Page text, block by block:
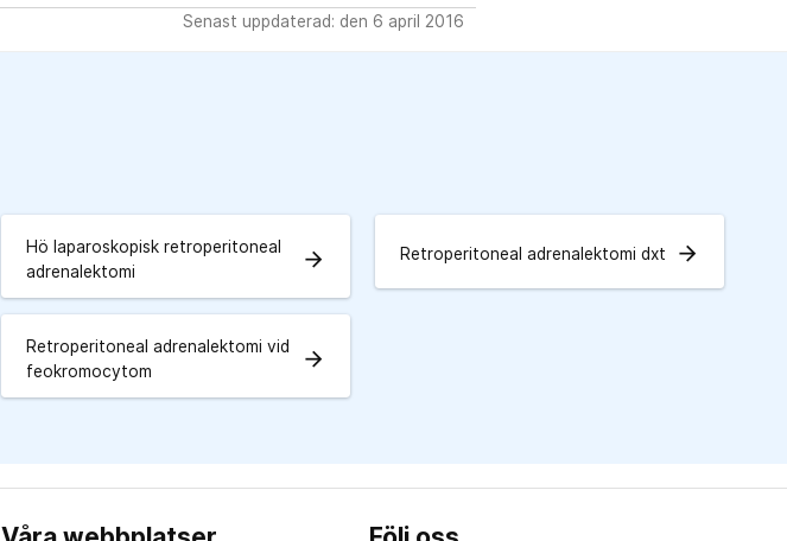
Senast uppdaterad: den 6 april 2016
Hö laparoskopisk retroperitoneal
adrenalektomi
arrow_forward Retroperitoneal adrenalektomi dxt arrow_forward
Retroperitoneal adrenalektomi vid
feokromocytom
arrow_forward